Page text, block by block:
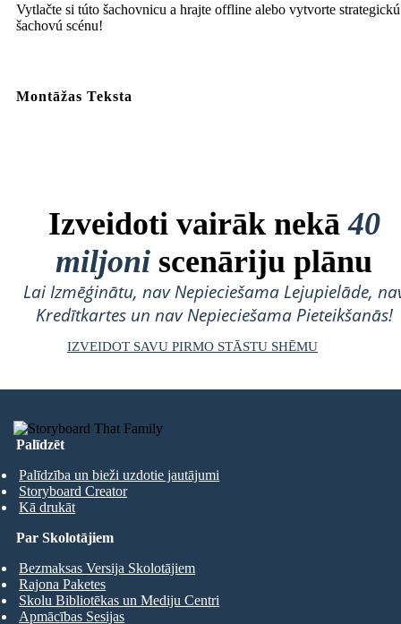
Vytlačte si túto šachovnicu a hrajte offline alebo vytvorte strategickú
šachovú scénu!
Montāžas Teksta
Izveidoti vairāk nekā40
miljoni scenāriju plānu
Lai Izmēģinātu, nav Nepieciešama Lejupielāde,
Kredītkartes un nav Nepieciešama Pieteikšanās!
IZVEIDOT SAVU PIRMO STĀSTU SHĒMU
Palīdzēt
Palīdzība un bieži uzdotie jautājumi
Storyboard Creator
Kā drukāt
Par Skolotājiem
Bezmaksas Versija Skolotājiem
Rajona Paketes
Skolu Bibliotēkas un Mediju Centri
Apmācības Sesijas